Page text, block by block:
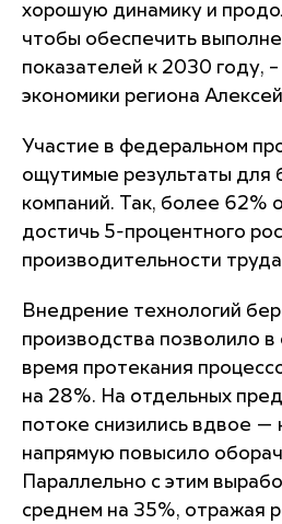
хорошую динамику и
чтобы обеспечить
показателей к 2030 году,
экономики региона
Участие в федеральном
ощутимые результаты для
компаний. Так, более 62%
достичь 5-процентного
производительности
Внедрение технологий
производства позволило
время протекания
на 28%. На отдельных
потоке снизились вдвое —
напрямую повысило
Параллельно с этим
среднем на 35%, отражая